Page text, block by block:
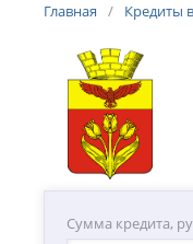
Главная Кредиты
Сумма кредита,